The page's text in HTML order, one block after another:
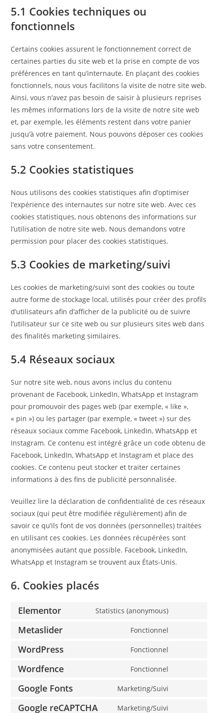
5.1 Cookies techniques ou
fonctionnels
Certains cookies assurent le fonctionnement correct de
certaines parties du site web et la prise en compte de vos
préférences en tant qu’internaute. En plaçant des cookies
fonctionnels, nous vous facilitons la visite de notre site web.
Ainsi, vous n’avez pas besoin de saisir à plusieurs reprises
les mêmes informations lors de la visite de notre site web
et, par exemple, les éléments restent dans votre panier
jusqu’à votre paiement. Nous pouvons déposer ces cookies
sans votre consentement.
5.2 Cookies statistiques
Nous utilisons des cookies statistiques afin d’optimiser
l’expérience des internautes sur notre site web. Avec ces
cookies statistiques, nous obtenons des informations sur
l’utilisation de notre site web. Nous demandons votre
permission pour placer des cookies statistiques.
5.3 Cookies de marketing/suivi
Les cookies de marketing/suivi sont des cookies ou toute
autre forme de stockage local, utilisés pour créer des profils
d’utilisateurs afin d’afficher de la publicité ou de suivre
l’utilisateur sur ce site web ou sur plusieurs sites web dans
des finalités marketing similaires.
5.4 Réseaux sociaux
Sur notre site web, nous avons inclus du contenu
provenant de Facebook, LinkedIn, WhatsApp et Instagram
pour promouvoir des pages web (par exemple, « like »,
« pin ») ou les partager (par exemple, « tweet ») sur des
réseaux sociaux comme Facebook, LinkedIn, WhatsApp et
Instagram. Ce contenu est intégré grâce un code obtenu de
Facebook, LinkedIn, WhatsApp et Instagram et place des
cookies. Ce contenu peut stocker et traiter certaines
informations à des fins de publicité personnalisée.
Veuillez lire la déclaration de confidentialité de ces réseaux
sociaux (qui peut être modifiée régulièrement) afin de
savoir ce qu’ils font de vos données (personnelles) traitées
en utilisant ces cookies. Les données récupérées sont
anonymisées autant que possible. Facebook, LinkedIn,
WhatsApp et Instagram se trouvent aux États-Unis.
6. Cookies placés
Elementor Statistics (anonymous)
Metaslider Fonctionnel
WordPress Fonctionnel
Wordfence Fonctionnel
Google Fonts Marketing/Suivi
Google reCAPTCHA Marketing/Suivi